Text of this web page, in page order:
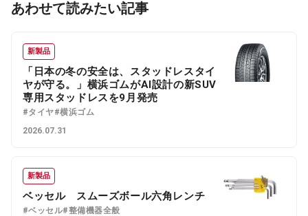
あわせて読みたい記事
新製品
「日本の冬の安全は、スタッドレスタイ
ヤが守る。」横浜ゴムがAI設計の新SUV
専用スタッドレスを9月発売
#タイヤ#横浜ゴム
2026.07.31
新製品
ベッセル スムーズボール六角レンチ
#ベッセル#整備機器全般